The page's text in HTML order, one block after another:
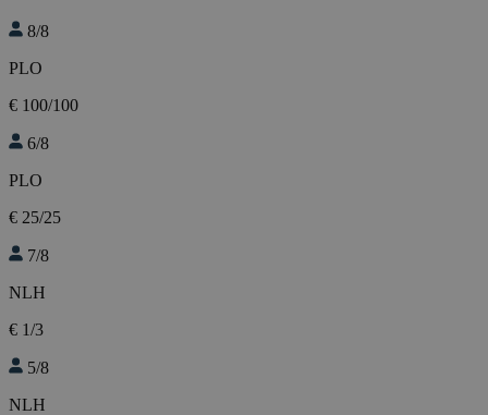
8/8
PLO
€ 100/100
6/8
PLO
€ 25/25
7/8
NLH
€ 1/3
5/8
NLH